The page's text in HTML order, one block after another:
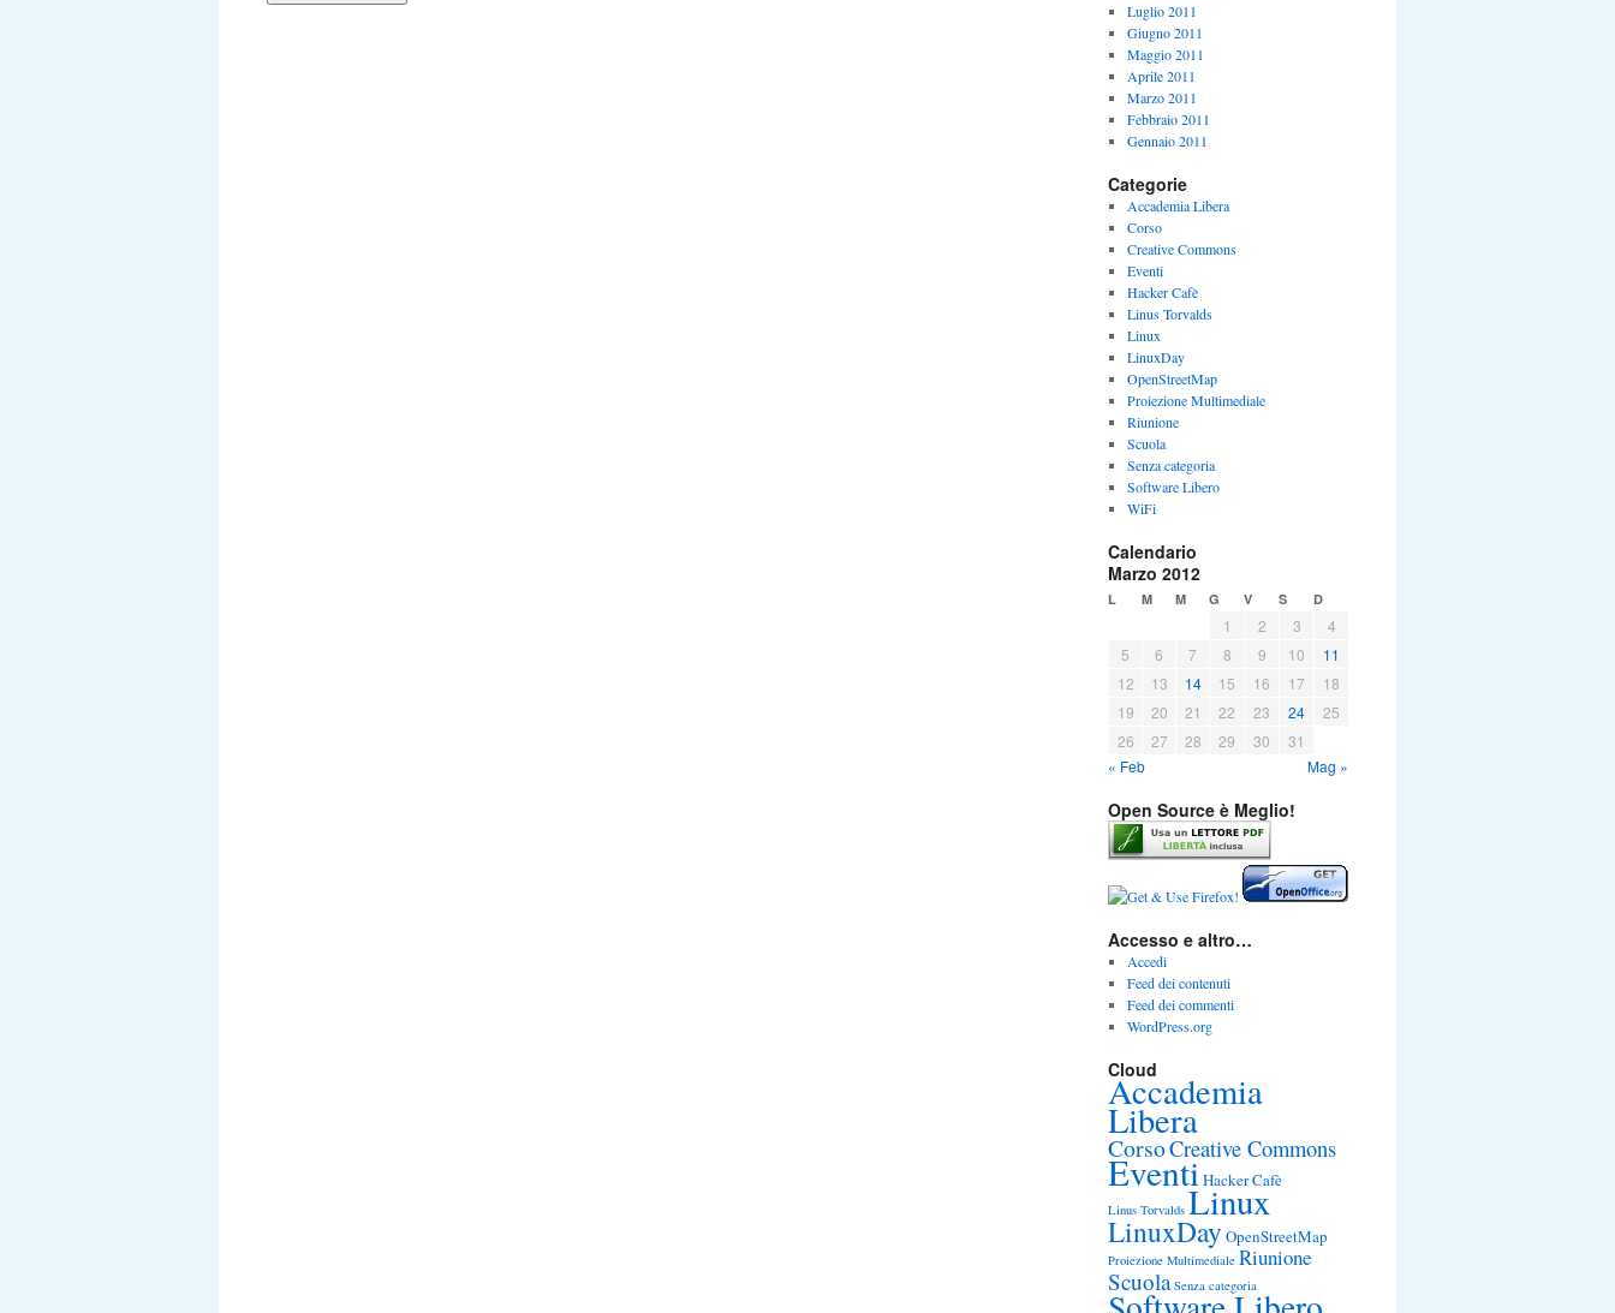
Luglio 2011
Giugno 2011
Maggio 2011
Aprile 2011
Marzo 2011
Febbraio 2011
Gennaio 2011
Categorie
Accademia Libera
Corso
Creative Commons
Eventi
Hacker Cafè
Linus Torvalds
Linux
LinuxDay
OpenStreetMap
Proiezione Multimediale
Riunione
Scuola
Senza categoria
Software Libero
WiFi
Calendario
Marzo 2012
L M M G V S D
1 2 3
4
5
6 7 8 9 10
11
12
13 14 15 16 17
18
19
20 21 22 23 24
25
26
27 28 29 30
31
« Feb
Mag »
Open Source è Meglio!
Accesso e altro…
Accedi
Feed dei contenuti
Feed dei commenti
WordPress.org
Cloud
Accademia
Libera
CorsoCreative Commons
EventiHacker Cafè
Linus Torvalds Linux
LinuxDay OpenStreetMap
Proiezione Multimediale Riunione
Scuola Senza categoria